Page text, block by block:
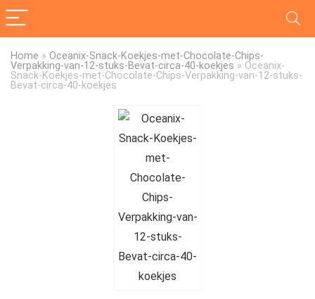
Home » Oceanix-Snack-Koekjes-met-Chocolate-Chips-
Verpakking-van-12-stuks-Bevat-circa-40-koekjes » Oceanix-
Snack-Koekjes-met-Chocolate-Chips-Verpakking-van-12-stuks-
Bevat-circa-40-koekjes